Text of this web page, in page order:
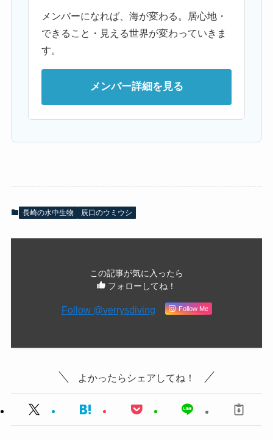
メンバーになれば、海が変わる。居心地・
できること・見える世界が変わっていきま
す。
メンバー詳細を見る
長崎の水中生物 辰口のウミウシ
この記事が気に入ったら
フォローしてね！
Follow @verrysdiving Follow Me
よかったらシェアしてね！